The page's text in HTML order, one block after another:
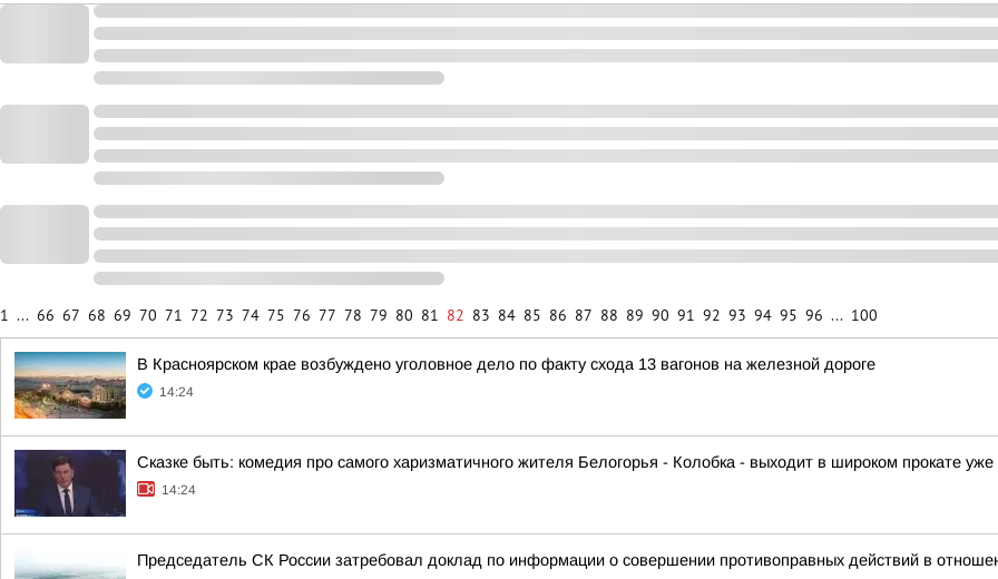
1 ... 66 67 68 69 70 71 72 73 74 75 76 77 78 79 80 81 82 83 84 85 86 87 88 89 90 91 92 93 94 95 96 ... 100
В Красноярском крае возбуждено уголовное дело по факту схода 13 вагонов на железной дороге
14:24
Сказке быть: комедия про самого харизматичного жителя Белогорья - Колобка - выходит в широком прокате уже
14:24
Председатель СК России затребовал доклад по информации о совершении противоправных действий в